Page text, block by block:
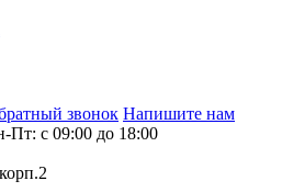
звонок Напишите нам
Пт: с 09:00 до 18:00